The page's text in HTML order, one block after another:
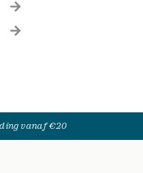
vanaf €20